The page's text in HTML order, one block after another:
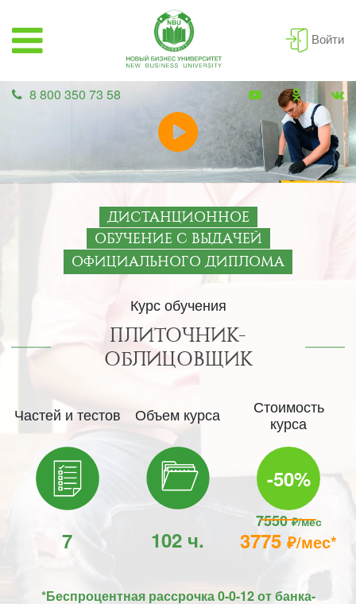
Войти
8 800 350 73 58
ДИСТАНЦИОННОЕ
ОБУЧЕНИЕ С ВЫДАЧЕЙ
ОФИЦИАЛЬНОГО ДИПЛОМА
Курс обучения
ПЛИТОЧНИК-
ОБЛИЦОВЩИК
Частей и тестов
7
Объем курса
102 ч.
Стоимость
курса
-50%
7550₽/мес
3775₽/мес*
*Беспроцентная рассрочка 0-0-12 от банка-